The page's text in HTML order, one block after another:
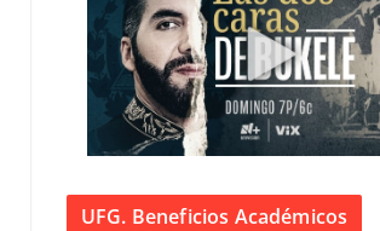
UFG. Beneficios Académicos